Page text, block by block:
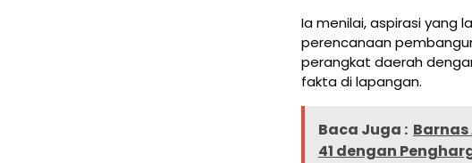
Ia menilai, aspirasi yang
perencanaan
perangkat daerah
fakta di lapangan.
Baca Juga : Barnas
41 dengan